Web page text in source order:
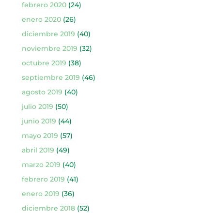
febrero 2020(24)
enero 2020(26)
diciembre 2019 (40)
noviembre 2019 (32)
octubre 2019 (38)
septiembre 2019 (46)
agosto 2019 (40)
julio 2019 (50)
junio 2019 (44)
mayo 2019 (57)
abril 2019 (49)
marzo 2019 (40)
febrero 2019 (41)
enero 2019 (36)
diciembre 2018(52)